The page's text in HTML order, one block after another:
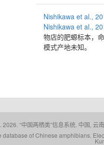
Nishikawa et al.,
Nishikawa et al.,
物店的肥螈标本，
模式产地未知。
2026. “中国两栖类”信息系统. 中国,
of Chinese amphibians.